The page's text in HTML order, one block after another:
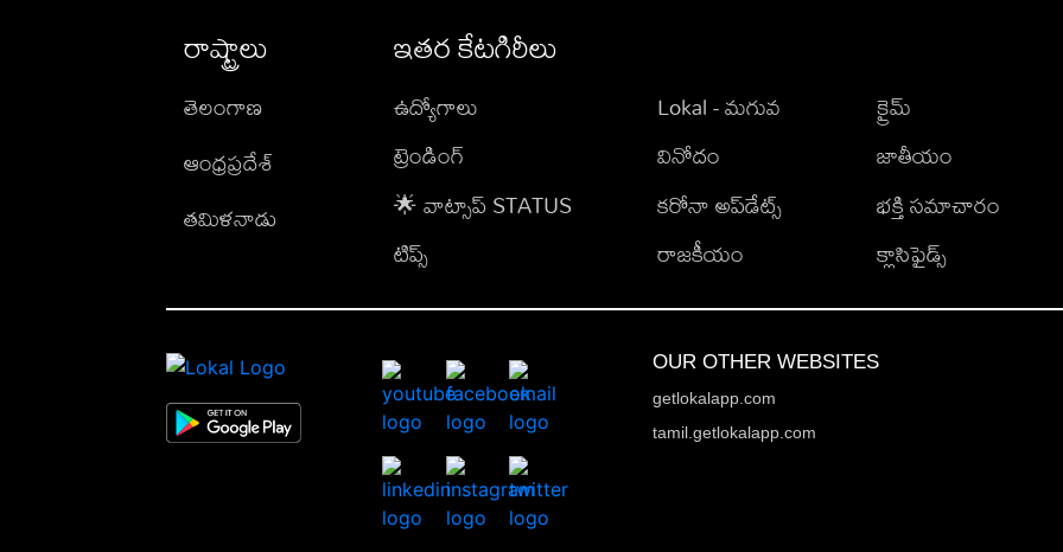
రాష్ట్రాలు
తెలంగాణ
ఆంధ్రప్రదేశ్
తమిళనాడు
ఇతర కేటగిరీలు
ఉద్యోగాలు
ట్రెండింగ్
🌟 వాట్సాప్ STATUS
టిప్స్
Lokal - మగువ
వినోదం
కరోనా అప్‌డేట్స్
రాజకీయం
క్రైమ్
జాతీయం
భక్తి సమాచారం
క్లాసిఫైడ్స్
OUR OTHER WEBSITES
getlokalapp.com
tamil.getlokalapp.com